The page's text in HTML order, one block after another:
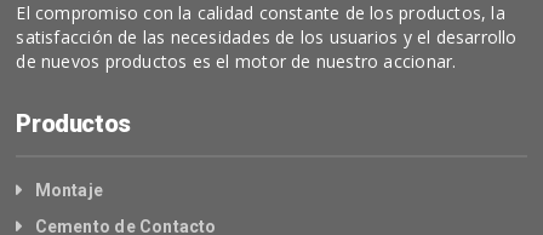
El compromiso con la calidad constante de los productos, la
satisfacción de las necesidades de los usuarios y el desarrollo
de nuevos productos es el motor de nuestro accionar.
Productos
Montaje
Cemento de Contacto